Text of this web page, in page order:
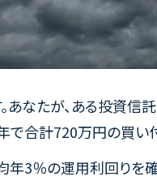
あなたが、ある投資
で合計720万円の買い
年3％の運用利回りを